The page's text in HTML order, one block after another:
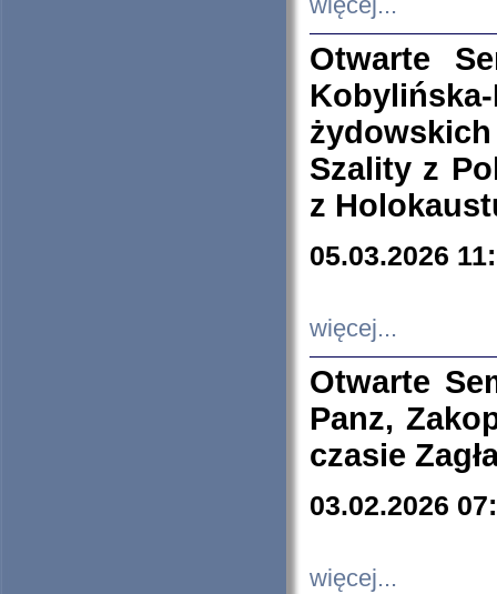
więcej...
Otwarte
Szality z
z
05.03.2026
więcej...
Otwarte
Panz,
czasie
03.02.2026
więcej...